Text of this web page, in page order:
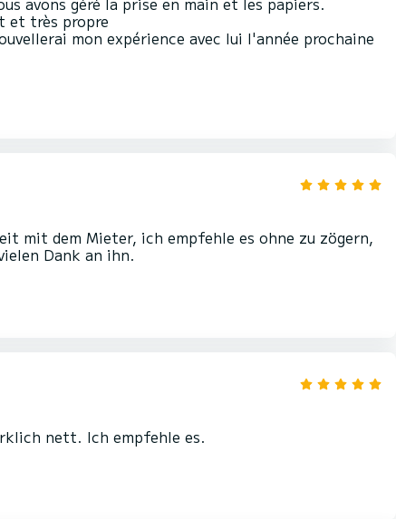
et très propre
mon expérience avec lui l'année prochaine
mit dem Mieter, ich empfehle es ohne zu zögern,